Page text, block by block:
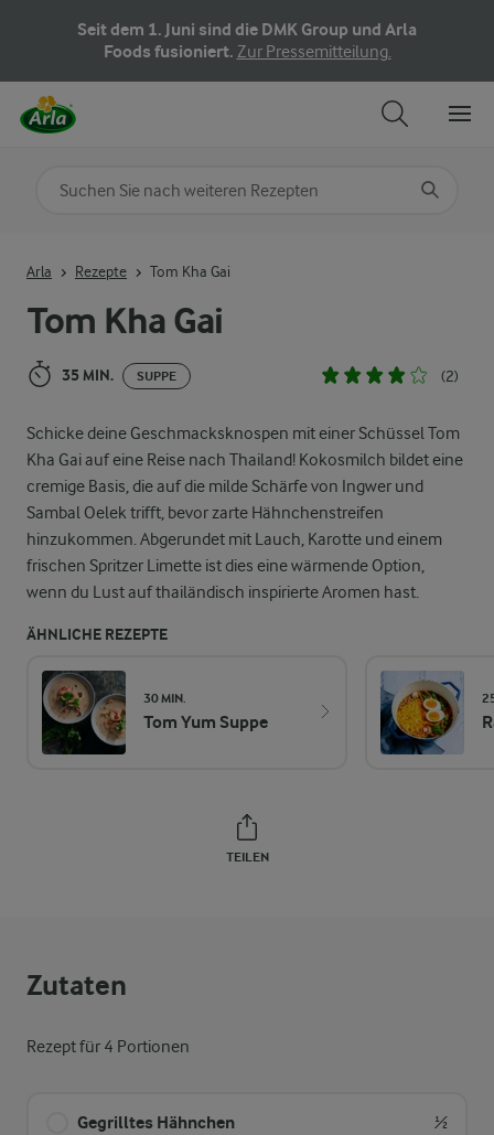
Seit dem 1. Juni sind die DMK Group und Arla
Foods fusioniert. Zur Pressemitteilung.
Tom Kha Gai
35 MIN. SUPPE (2)
Schicke deine Geschmacksknospen mit einer Schüssel Tom
Kha Gai auf eine Reise nach Thailand! Kokosmilch bildet eine
cremige Basis, die auf die milde Schärfe von Ingwer und
Sambal Oelek trifft, bevor zarte Hähnchenstreifen
hinzukommen. Abgerundet mit Lauch, Karotte und einem
frischen Spritzer Limette ist dies eine wärmende Option,
wenn du Lust auf thailändisch inspirierte Aromen hast.
ÄHNLICHE REZEPTE
30 MIN.
Tom Yum Suppe
TEILEN
Arla Rezepte Tom Kha Gai
Zutaten
Rezept für 4 Portionen
Gegrilltes Hähnchen ½
Nach Kategorie suchen